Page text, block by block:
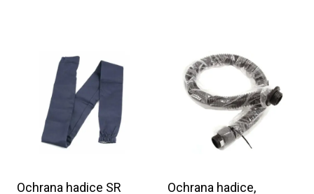
Ochrana hadice SR
Ochrana hadice,